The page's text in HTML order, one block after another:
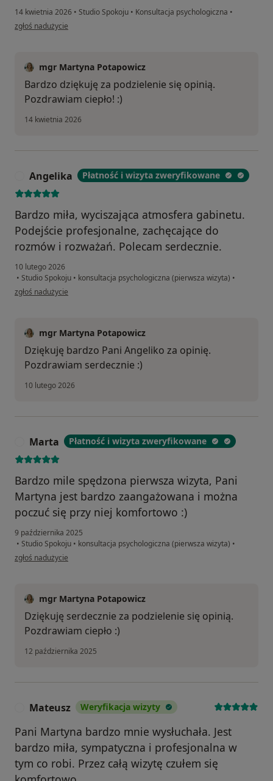
14 kwietnia 2026 • Studio Spokoju • Konsultacja psychologiczna •
w opinii użytkownika HF
zgłoś nadużycie
mgr Martyna Potapowicz
Bardzo dziękuję za podzielenie się opinią.
Pozdrawiam ciepło! :)
14 kwietnia 2026
Angelika Płatność i wizyta zweryfikowane
Bardzo miła, wyciszająca atmosfera gabinetu.
Podejście profesjonalne, zachęcające do
rozmów i rozważań. Polecam serdecznie.
10 lutego 2026
• Studio Spokoju • konsultacja psychologiczna (pierwsza wizyta) •
w opinii użytkownika Angelika
zgłoś nadużycie
mgr Martyna Potapowicz
Dziękuję bardzo Pani Angeliko za opinię.
Pozdrawiam serdecznie :)
10 lutego 2026
Marta Płatność i wizyta zweryfikowane
Bardzo mile spędzona pierwsza wizyta, Pani
Martyna jest bardzo zaangażowana i można
poczuć się przy niej komfortowo :)
9 października 2025
• Studio Spokoju • konsultacja psychologiczna (pierwsza wizyta) •
w opinii użytkownika Marta
zgłoś nadużycie
mgr Martyna Potapowicz
Dziękuję serdecznie za podzielenie się opinią.
Pozdrawiam ciepło :)
12 października 2025
Mateusz Weryfikacja wizyty
Pani Martyna bardzo mnie wysłuchała. Jest
bardzo miła, sympatyczna i profesjonalna w
tym co robi. Przez całą wizytę czułem się